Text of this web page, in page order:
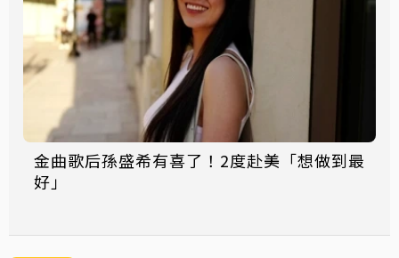
金曲歌后孫盛希有喜了！2度赴美「想做到最
好」